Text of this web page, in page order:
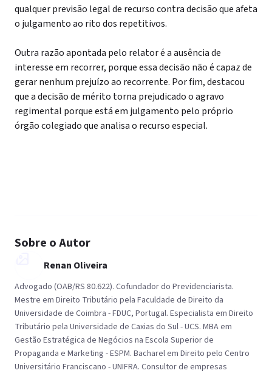
qualquer previsão legal de recurso contra decisão que afeta
o julgamento ao rito dos repetitivos.
Outra razão apontada pelo relator é a ausência de
interesse em recorrer, porque essa decisão não é capaz de
gerar nenhum prejuízo ao recorrente. Por fim, destacou
que a decisão de mérito torna prejudicado o agravo
regimental porque está em julgamento pelo próprio
órgão colegiado que analisa o recurso especial.
Sobre o Autor
Renan Oliveira
Advogado (OAB/RS 80.622). Cofundador do Previdenciarista.
Mestre em Direito Tributário pela Faculdade de Direito da
Universidade de Coimbra - FDUC, Portugal. Especialista em Direito
Tributário pela Universidade de Caxias do Sul - UCS. MBA em
Gestão Estratégica de Negócios na Escola Superior de
Propaganda e Marketing - ESPM. Bacharel em Direito pelo Centro
Universitário Franciscano - UNIFRA. Consultor de empresas